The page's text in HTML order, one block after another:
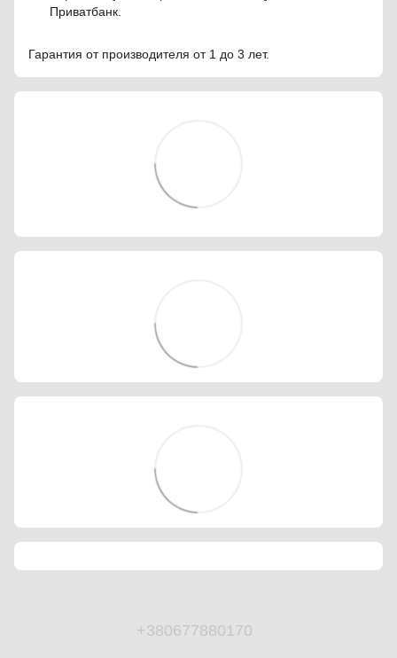
Приватбанк.
Гарантия от производителя от 1 до 3 лет.
+380677880170